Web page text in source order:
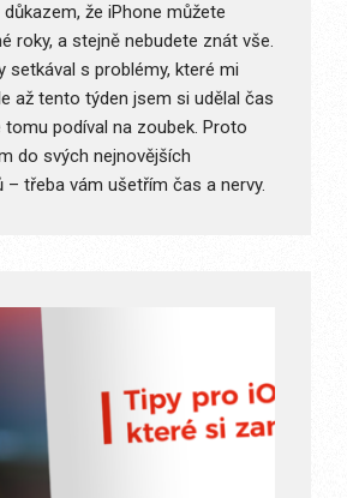
že iPhone můžete
roky, a stejně nebudete znát vše.
setkával s problémy, které mi
až tento týden jsem si udělal čas
tomu podíval na zoubek. Proto
do svých nejnovějších
– třeba vám ušetřím čas a nervy.